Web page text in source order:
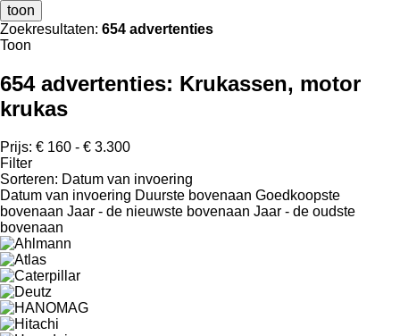
toon
Zoekresultaten: 654 advertenties
Toon
654 advertenties: Krukassen, motor
krukas
Prijs: € 160 - € 3.300
Filter
Sorteren: Datum van invoering
Datum van invoering Duurste bovenaan Goedkoopste
bovenaan Jaar - de nieuwste bovenaan Jaar - de oudste
bovenaan